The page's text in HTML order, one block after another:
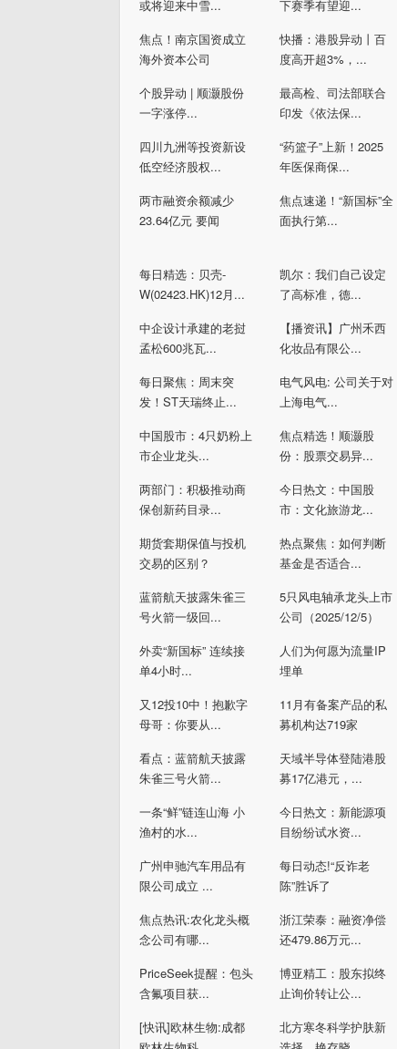
或将迎来中雪...
下赛季有望迎...
焦点！南京国资成立
海外资本公司
快播：港股异动丨百
度高开超3%，...
个股异动 | 顺灏股份
一字涨停...
最高检、司法部联合
印发《依法保...
四川九洲等投资新设
低空经济股权...
“药篮子”上新！2025
年医保商保...
两市融资余额减少
23.64亿元 要闻
焦点速递！“新国标”全
面执行第...
每日精选：贝壳-
W(02423.HK)12月...
凯尔：我们自己设定
了高标准，德...
中企设计承建的老挝
孟松600兆瓦...
【播资讯】广州禾西
化妆品有限公...
每日聚焦：周末突
发！ST天瑞终止...
电气风电: 公司关于对
上海电气...
中国股市：4只奶粉上
市企业龙头...
焦点精选！顺灏股
份：股票交易异...
两部门：积极推动商
保创新药目录...
今日热文：中国股
市：文化旅游龙...
期货套期保值与投机
交易的区别？
热点聚焦：如何判断
基金是否适合...
蓝箭航天披露朱雀三
号火箭一级回...
5只风电轴承龙头上市
公司（2025/12/5）
外卖“新国标” 连续接
单4小时...
人们为何愿为流量IP
埋单
又12投10中！抱歉字
母哥：你要从...
11月有备案产品的私
募机构达719家
看点：蓝箭航天披露
朱雀三号火箭...
天域半导体登陆港股
募17亿港元，...
一条“鲜”链连山海 小
渔村的水...
今日热文：新能源项
目纷纷试水资...
广州申驰汽车用品有
限公司成立 ...
每日动态!“反诈老
陈”胜诉了
焦点热讯:农化龙头概
念公司有哪...
浙江荣泰：融资净偿
还479.86万元...
PriceSeek提醒：包头
含氟项目获...
博亚精工：股东拟终
止询价转让公...
[快讯]欧林生物:成都
北方寒冬科学护肤新